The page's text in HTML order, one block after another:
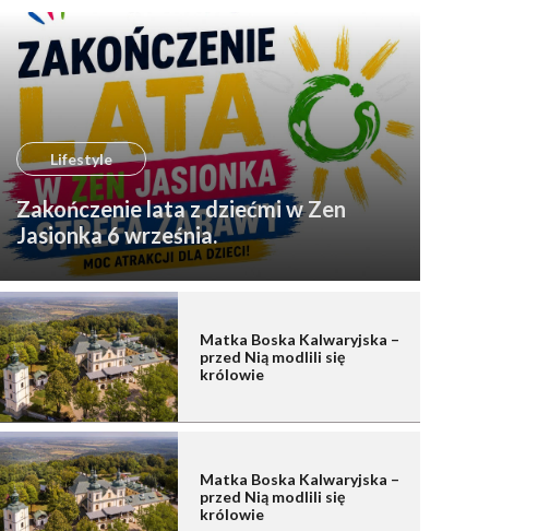
Lifestyle
Zakończenie lata z dziećmi w Zen
Jasionka 6 września.
Matka Boska Kalwaryjska –
przed Nią modlili się
królowie
Matka Boska Kalwaryjska –
przed Nią modlili się
królowie